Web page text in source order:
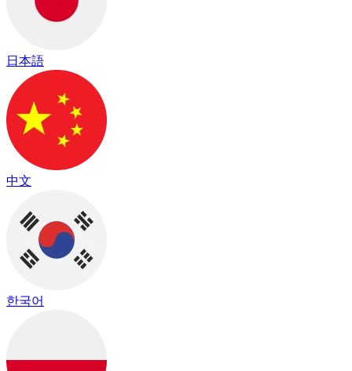
日本語
中文
한국어